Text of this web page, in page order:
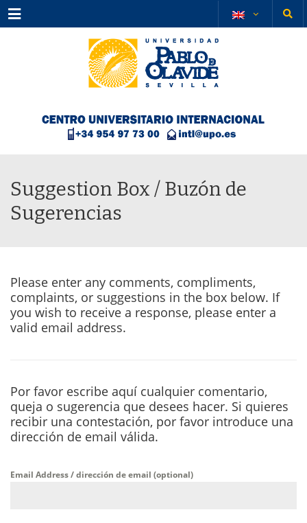
Menu
Suggestion Box / Buzón de
Sugerencias
Please enter any comments, compliments,
complaints, or suggestions in the box below. If
you wish to receive a response, please enter a
valid email address.
Por favor escribe aquí cualquier comentario,
queja o sugerencia que desees hacer. Si quieres
recibir una contestación, por favor introduce una
dirección de email válida.
Email Address / dirección de email (optional)